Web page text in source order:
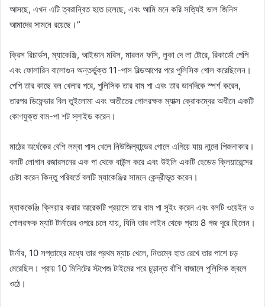
আসছে, এখন এটি ত্বরান্বিত হতে চলেছে, এবং আমি মনে করি সত্যিই ভাল জিনিস
আমাদের সামনে রয়েছে।”
ক্রিস রিচার্ডস, ম্যাকেঞ্জি, আইডান মরিস, মারলন ফসি, লুকা দে লা টোরে, রিকার্ডো পেপি
এবং ফোলারিন বালোগুন অন্তর্ভুক্ত 11-পাস বিল্ডআপের পরে পুলিসিক গোল করেছিলেন।
পেপি তার কাছে বল খেলার পরে, পুলিসিক তার বাম পা এবং তার ডানদিকে স্পর্শ করেন,
তারপর ডিফেন্ডার বিল তুইলোমা এবং অতীতের গোলরক্ষক ম্যাক্স ক্রোকম্বের অধীনে একটি
কোণযুক্ত বাম-পা শট স্লাইড করেন।
মাঠের অর্ধেকের বেশি লম্বা পাস খেলে নিউজিল্যান্ডের গোলে এগিয়ে যায় নান্দো পিজনাকার।
বলটি লোগান রজারসনের এক পা থেকে বাউন্স করে এবং উইলি একটি হেডেড ক্লিয়ারেন্সের
চেষ্টা করেন কিন্তু পরিবর্তে বলটি ম্যাকেঞ্জির সামনে কেন্দ্রীভূত করেন।
ম্যাককেঞ্জি ক্লিয়ার করার আরেকটি প্রয়াসে তার বাম পা সুইং করেন এবং বলটি ওয়েইন ও
গোলরক্ষক ম্যাট টার্নারের ওপরে চলে যায়, যিনি তার লাইন থেকে প্রায় 8 গজ দূরে ছিলেন।
টার্নার, 10 সপ্তাহের মধ্যে তার প্রথম ম্যাচ খেলে, নিতম্বে হাত রেখে তার পাশে চড়
মেরেছিল। প্রায় 10 মিনিটের স্টপেজ টাইমের পরে চূড়ান্ত বাঁশি বাজালে পুলিসিক জ্বলে
ওঠে।